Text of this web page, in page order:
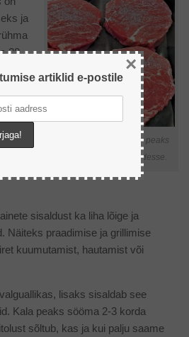
Eri tüüpi lihade osakaal peaks
toidus jääma 20% piiridesse.
ja
20
sisaldust ka liha lõige ja
Näiteks praadimise ja grillimise
kuumutamist, hautamist või
lisaks sisaldab see
Kala peaks sööma 2-3 korda
sõltub, kas ja kui palju saame
artiklid e-postile
×